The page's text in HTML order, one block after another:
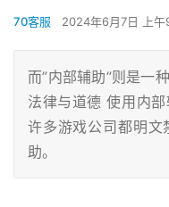
70客服 2024年6月7日 上
而”内部辅助”则是一
法律与道德 使用内部
许多游戏公司都明文
助。